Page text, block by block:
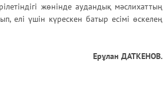
жөнінде аудандық мәслихаттың
елі үшін күрескен батыр есімі өскелең
Ерұлан ДАТКЕНОВ.